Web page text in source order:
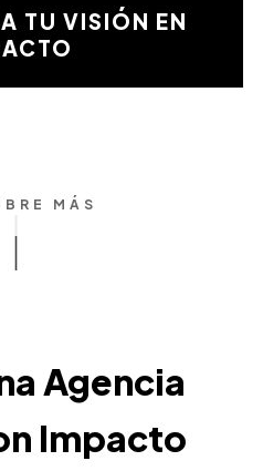
TU VISIÓN EN
MÁS
Agencia
Impacto